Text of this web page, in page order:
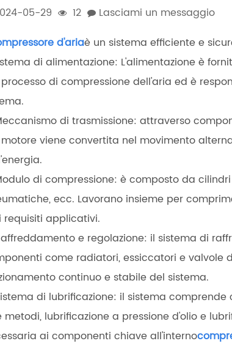
05-29 12
Lasciami un messaggio
d'ariaè un sistema efficiente e
di alimentazione: L'alimentazione è
di compressione dell'aria ed è
di trasmissione: attraverso
viene convertita nel movimento
di compressione: è composto da
ecc. Lavorano insieme per
requisiti applicativi.
e regolazione: il sistema di
come radiatori, essiccatori e valvole
continuo e stabile del sistema.
di lubrificazione: il sistema
metodi, lubrificazione a pressione d'olio e
ai componenti chiave all'interno